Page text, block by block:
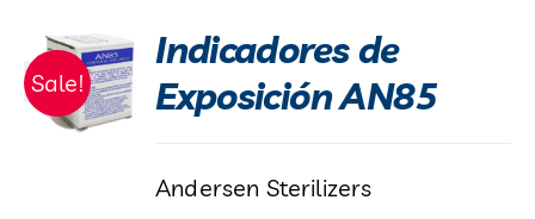
Sale!
Indicadores de
Exposición AN85
Andersen Sterilizers